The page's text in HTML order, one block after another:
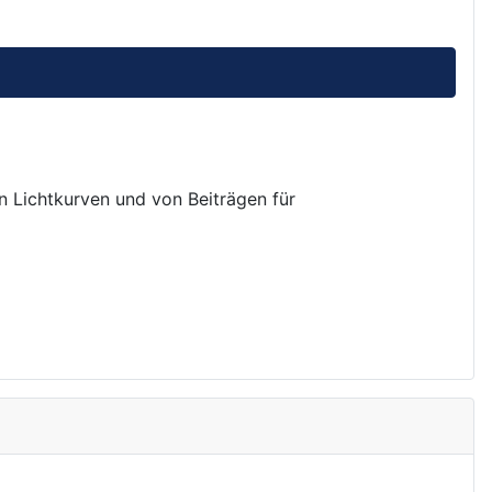
Lichtkurven und von Beiträgen für